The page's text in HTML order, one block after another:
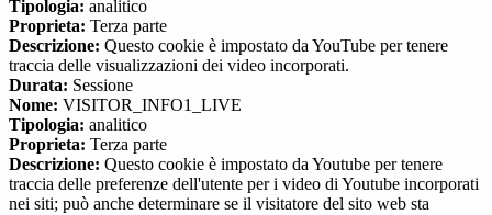
Tipologia: analitico
Proprieta: Terza parte
Descrizione: Questo cookie è impostato da YouTube per tenere
traccia delle visualizzazioni dei video incorporati.
Durata: Sessione
Nome: VISITOR_INFO1_LIVE
Tipologia: analitico
Proprieta: Terza parte
Descrizione: Questo cookie è impostato da Youtube per tenere
traccia delle preferenze dell'utente per i video di Youtube incorporati
nei siti; può anche determinare se il visitatore del sito web sta